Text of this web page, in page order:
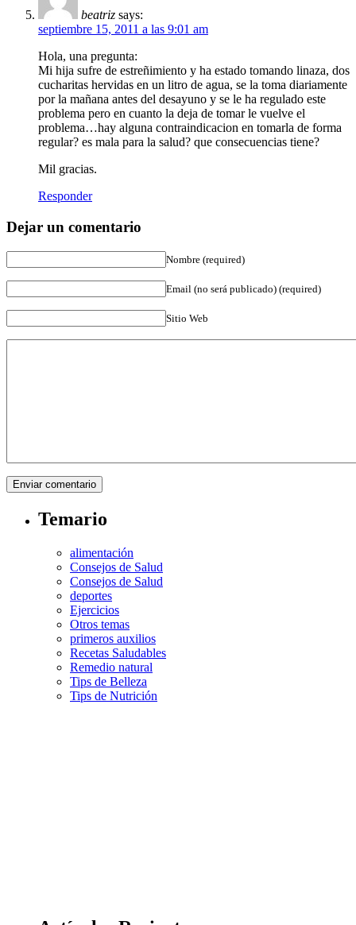
beatriz says:
septiembre 15, 2011 a las 9:01 am
Hola, una pregunta:
Mi hija sufre de estreñimiento y ha estado tomando linaza, dos
cucharitas hervidas en un litro de agua, se la toma diariamente
por la mañana antes del desayuno y se le ha regulado este
problema pero en cuanto la deja de tomar le vuelve el
problema…hay alguna contraindicacion en tomarla de forma
regular? es mala para la salud? que consecuencias tiene?
Mil gracias.
Responder
Dejar un comentario
Nombre (required)
Email (no será publicado) (required)
Sitio Web
Temario
alimentación
Consejos de Salud
Consejos de Salud
deportes
Ejercicios
Otros temas
primeros auxilios
Recetas Saludables
Remedio natural
Tips de Belleza
Tips de Nutrición